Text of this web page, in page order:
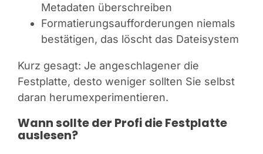
Metadaten überschreiben
Formatierungsaufforderungen niemals
bestätigen, das löscht das Dateisystem
Kurz gesagt: Je angeschlagener die
Festplatte, desto weniger sollten Sie selbst
daran herumexperimentieren.
Wann sollte der Profi die Festplatte
auslesen?